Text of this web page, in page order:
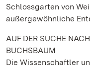
Schlossgarten von
außergewöhnliche
AUF DER SUCHE
BUCHSBAUM
Die Wissenschaftler